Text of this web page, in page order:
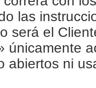
las
será el
únicamente
abiertos ni